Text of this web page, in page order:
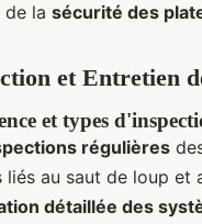
de la sécurité des
et Entretien
et types
régulières
liés au saut de loup et
détaillée des